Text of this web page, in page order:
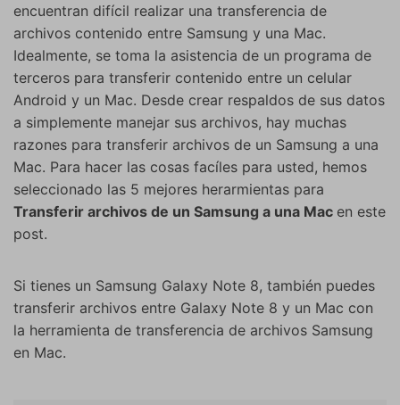
encuentran difícil realizar una transferencia de
archivos contenido entre Samsung y una Mac.
Idealmente, se toma la asistencia de un programa de
terceros para transferir contenido entre un celular
Android y un Mac. Desde crear respaldos de sus datos
a simplemente manejar sus archivos, hay muchas
razones para transferir archivos de un Samsung a una
Mac. Para hacer las cosas facíles para usted, hemos
seleccionado las 5 mejores herarmientas para
Transferir archivos de un Samsung a una Mac en este
post.
Si tienes un Samsung Galaxy Note 8, también puedes
transferir archivos entre Galaxy Note 8 y un Mac con
la herramienta de transferencia de archivos Samsung
en Mac.